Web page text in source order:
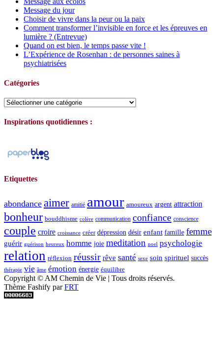
Message du jour
Choisir de vivre dans la peur ou la paix
Comment transformer l’invisible en force et les épreuves en
lumière ? (Entrevue)
Quand on est bien, le temps passe vite !
L’Expérience de Rosenhan : de personnes saines à
psychiatrisées
Catégories
Catégories
Inspirations quotidiennes :
Etiquettes
abondance aimer amitié amour amoureux argent attraction
bonheur bouddhisme colère communication confiance conscience
couple croire croissance créer dépression désir enfant famille femme
guérir guérison heureux homme joie meditation noel psychologie
relation réflexion réussir rêve santé sexe soin spirituel succès
thérapie vie âme émotion énergie équilibre
Copyright © AM Chemin de Vie | Tous droits réservés.
Thème Fashify parFRT